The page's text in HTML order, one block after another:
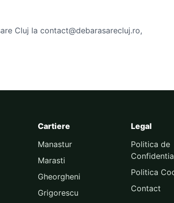
Cluj la contact@debarasarecluj.ro,
Cartiere
Manastur
Marasti
Gheorgheni
Grigorescu
Legal
Politica de
Politica
Contact